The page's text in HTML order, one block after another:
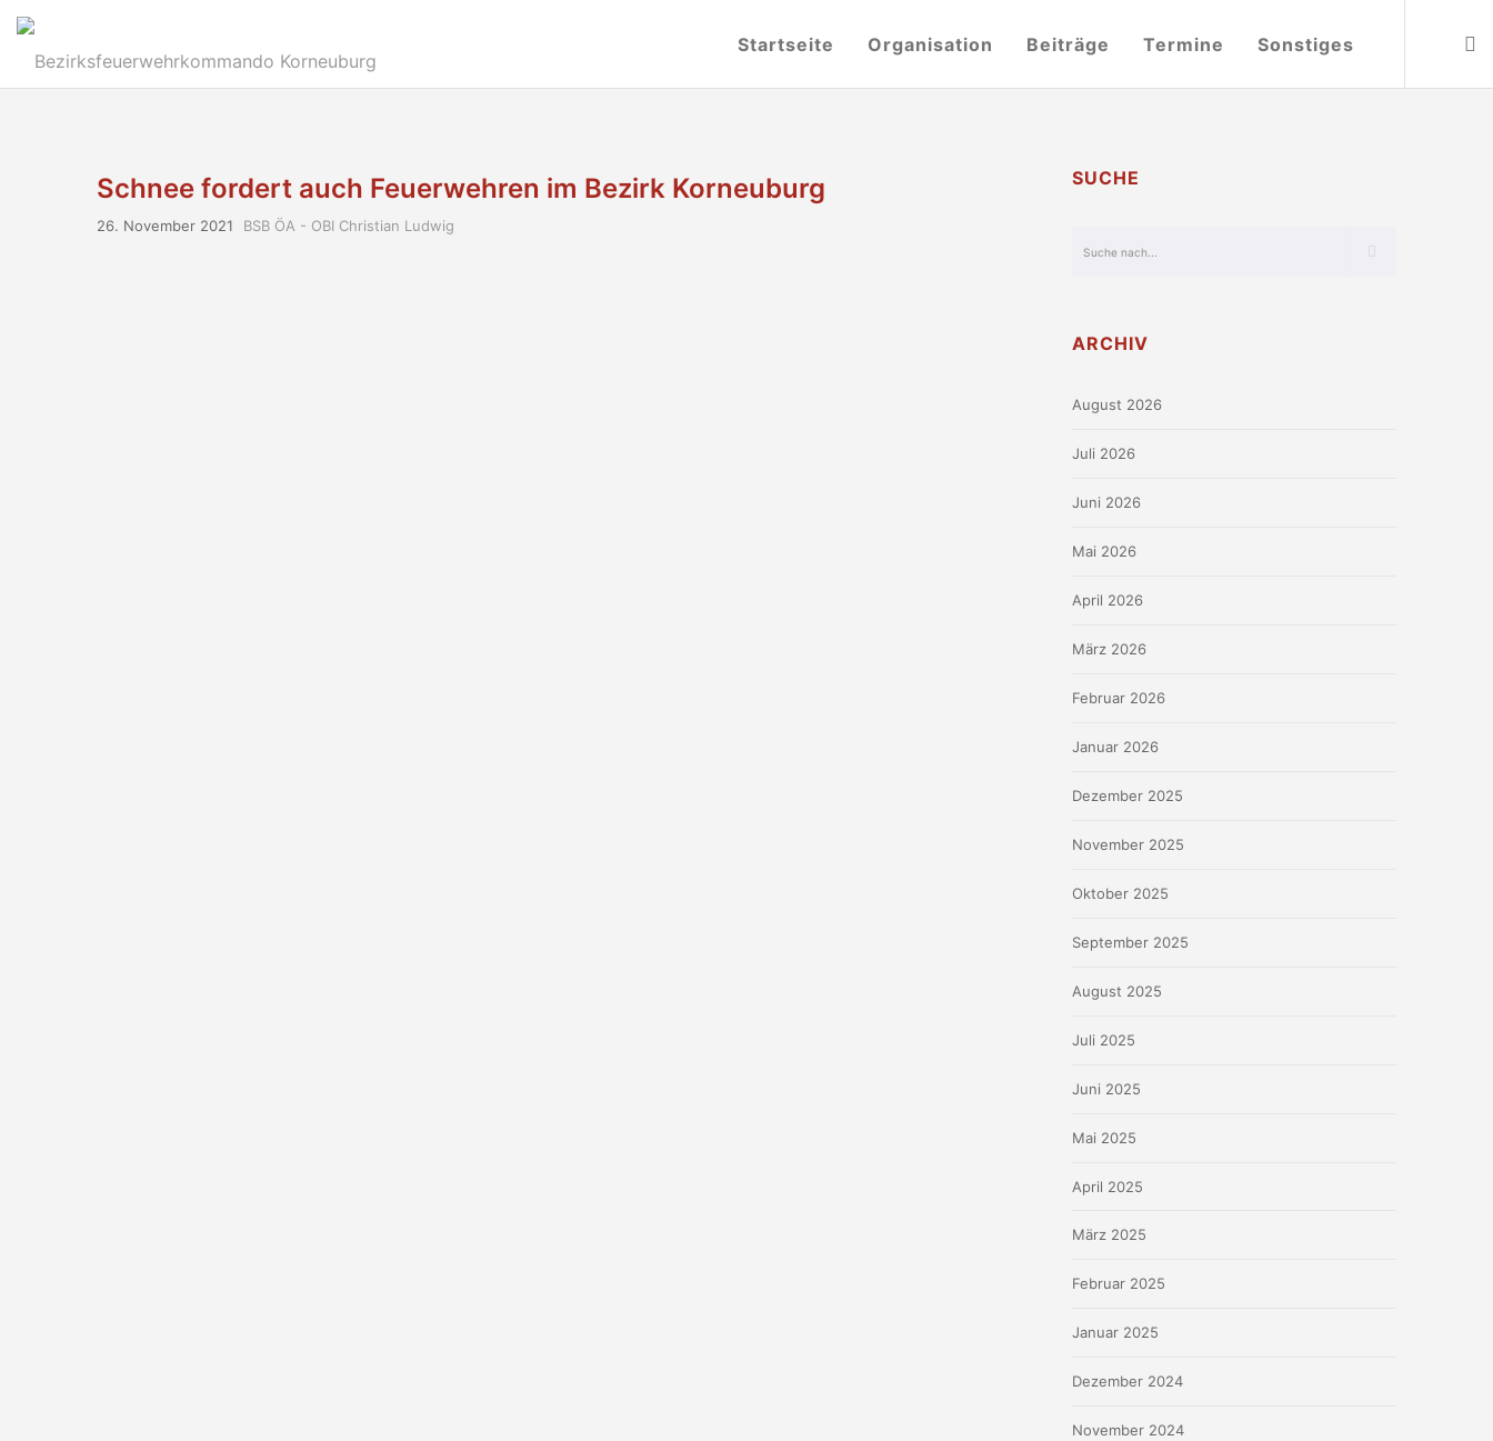
Startseite Organisation Beiträge Termine Sonstiges
Schnee fordert auch Feuerwehren im Bezirk Korneuburg
26. November 2021 BSB ÖA - OBI Christian Ludwig
SUCHE
ARCHIV
August 2026
Juli 2026
Juni 2026
Mai 2026
April 2026
März 2026
Februar 2026
Januar 2026
Dezember 2025
November 2025
Oktober 2025
September 2025
August 2025
Juli 2025
Juni 2025
Mai 2025
April 2025
März 2025
Februar 2025
Januar 2025
Dezember 2024
November 2024